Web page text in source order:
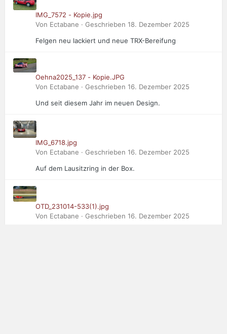
IMG_7572 - Kopie.jpg
Von Ectabane · Geschrieben 18. Dezember 2025
Felgen neu lackiert und neue TRX-Bereifung
Oehna2025_137 - Kopie.JPG
Von Ectabane · Geschrieben 16. Dezember 2025
Und seit diesem Jahr im neuen Design.
IMG_6718.jpg
Von Ectabane · Geschrieben 16. Dezember 2025
Auf dem Lausitzring in der Box.
OTD_231014-533(1).jpg
Von Ectabane · Geschrieben 16. Dezember 2025